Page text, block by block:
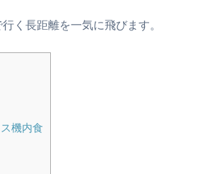
く長距離を一気に飛びます。
機内食